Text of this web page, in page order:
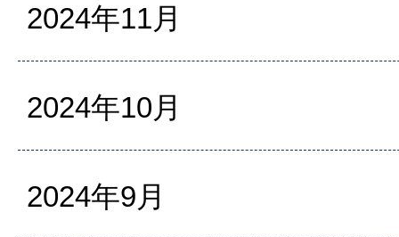
2024年11月
2024年10月
2024年9月